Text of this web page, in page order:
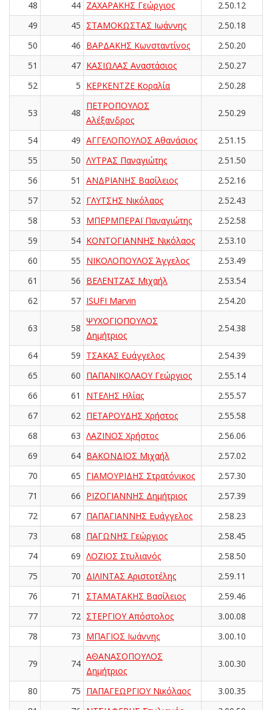
48 44 ΖΑΧΑΡΑΚΗΣ Γεώργιος
2.50.12
49
45 ΣΤΑΜΟΚΩΣΤΑΣ Ιωάννης
2.50.18
50
46 ΒΑΡΔΑΚΗΣ Κωνσταντίνος
2.50.20
51
47 ΚΑΣΙΩΛΑΣ Αναστάσιος
2.50.27
52
5 ΚΕΡΚΕΝΤΖΕ Κοραλία 2.50.28
53 48
ΠΕΤΡΟΠΟΥΛΟΣ
Αλέξανδρος
2.50.29
54 49 ΑΓΓΕΛΟΠΟΥΛΟΣ Αθανάσιος
2.51.15
55
50 ΛΥΤΡΑΣ Παναγιώτης
2.51.50
56
51 ΑΝΔΡΙΑΝΗΣ Βασίλειος
2.52.16
57
52 ΓΛΥΤΣΗΣ Νικόλαος
2.52.43
58
53 ΜΠΕΡΜΠΕΡΑΪ Παναγιώτης
2.52.58
59
54 ΚΟΝΤΟΓΙΑΝΝΗΣ Νικόλαος
2.53.10
60
55 ΝΙΚΟΛΟΠΟΥΛΟΣ Άγγελος
2.53.49
61
56 ΒΕΛΕΝΤΖΑΣ Μιχαήλ
2.53.54
62
57 ISUFI Marvin 2.54.20
63 58
ΨΥΧΟΓΙΟΠΟΥΛΟΣ
Δημήτριος
2.54.38
64 59 ΤΣΑΚΑΣ Ευάγγελος
2.54.39
65
60 ΠΑΠΑΝΙΚΟΛΑΟΥ Γεώργιος
2.55.14
66
61 ΝΤΕΛΗΣ Ηλίας
2.55.57
67
62 ΠΕΤΑΡΟΥΔΗΣ Χρήστος
2.55.58
68
63 ΛΑΖΙΝΟΣ Χρήστος
2.56.06
69
64 ΒΑΚΟΝΔΙΟΣ Μιχαήλ
2.57.02
70
65 ΓΙΑΜΟΥΡΙΔΗΣ Στρατόνικος
2.57.30
71
66 ΡΙΖΟΓΙΑΝΝΗΣ Δημήτριος
2.57.39
72
67 ΠΑΠΑΓΙΑΝΝΗΣ Ευάγγελος
2.58.23
73
68 ΠΑΓΩΝΗΣ Γεώργιος
2.58.45
74
69 ΛΟΖΙΟΣ Στυλιανός
2.58.50
75
70 ΔΙΛΙΝΤΑΣ Αριστοτέλης
2.59.11
76
71 ΣΤΑΜΑΤΑΚΗΣ Βασίλειος
2.59.46
77
72 ΣΤΕΡΓΙΟΥ Απόστολος
3.00.08
78
73 ΜΠΑΓΙΟΣ Ιωάννης 3.00.10
79 74
ΑΘΑΝΑΣΟΠΟΥΛΟΣ
Δημήτριος
3.00.30
80 75 ΠΑΠΑΓΕΩΡΓΙΟΥ Νικόλαος
3.00.35